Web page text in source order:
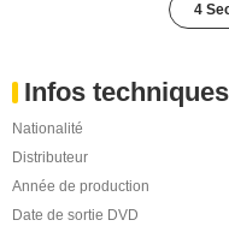
4
Infos techniques
Nationalité
Distributeur
Année de production
Date de sortie DVD